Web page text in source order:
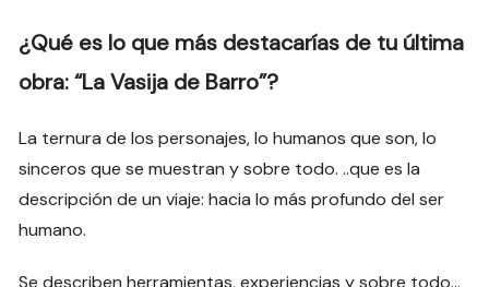
¿Qué es lo que más destacarías de tu última
obra: “La Vasija de Barro”?
La ternura de los personajes, lo humanos que son, lo
sinceros que se muestran y sobre todo. ..que es la
descripción de un viaje: hacia lo más profundo del ser
humano.
Se describen herramientas, experiencias y sobre todo…